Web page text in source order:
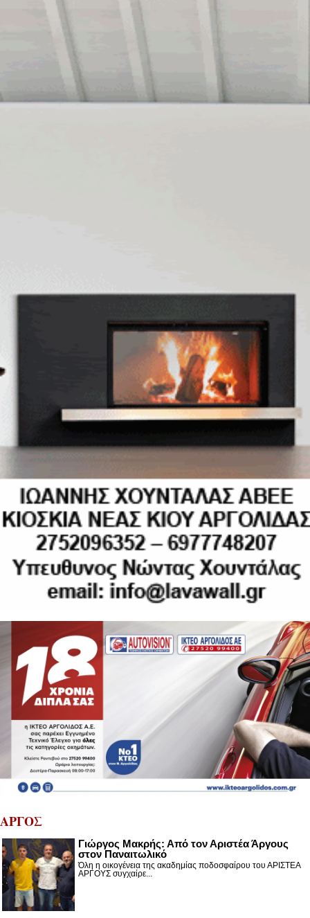
ΑΡΓΟΣ
Γιώργος Μακρής: Από τον Αριστέα Άργους
στον Παναιτωλικό
Όλη η οικογένεια της ακαδημίας ποδοσφαίρου του ΑΡΙΣΤΕΑ
ΑΡΓΟΥΣ συγχαίρε...